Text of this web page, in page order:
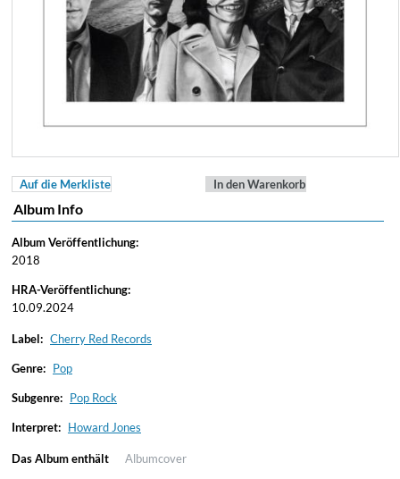
Auf die Merkliste In den Warenkorb
Album Info
Album Veröffentlichung:
2018
HRA-Veröffentlichung:
10.09.2024
Label: Cherry Red Records
Genre: Pop
Subgenre: Pop Rock
Interpret: Howard Jones
Das Album enthält Albumcover